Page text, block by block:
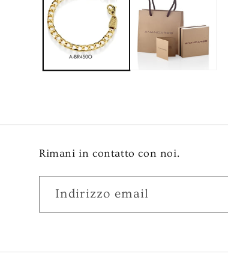
Rimani in contatto con noi.
Indirizzo email